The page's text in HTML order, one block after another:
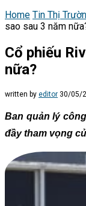
Home Tin Thị
sao sau 3 năm
Cổ phiếu
nữa?
written by editor 30/05/
Ban quản lý
đầy tham vọng